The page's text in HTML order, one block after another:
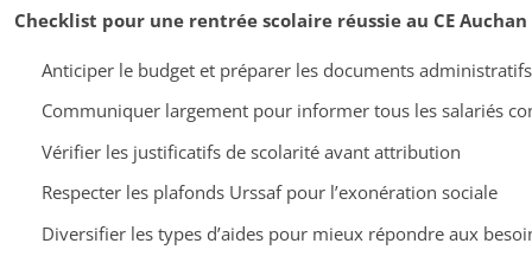
Checklist pour une rentrée scolaire réussie au CE Auchan
Anticiper le budget et préparer les documents
Communiquer largement pour informer tous les salariés
Vérifier les justificatifs de scolarité avant attribution
Respecter les plafonds Urssaf pour l’exonération sociale
Diversifier les types d’aides pour mieux répondre aux